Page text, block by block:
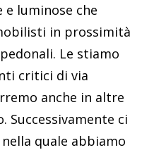
e luminose che
in prossimità
Le stiamo
critici di via
anche in altre
Successivamente ci
quale abbiamo